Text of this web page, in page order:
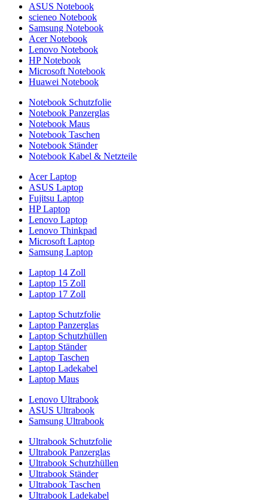
ASUS Notebook
scieneo Notebook
Samsung Notebook
Acer Notebook
Lenovo Notebook
HP Notebook
Microsoft Notebook
Huawei Notebook
Notebook Schutzfolie
Notebook Panzerglas
Notebook Maus
Notebook Taschen
Notebook Ständer
Notebook Kabel & Netzteile
Acer Laptop
ASUS Laptop
Fujitsu Laptop
HP Laptop
Lenovo Laptop
Lenovo Thinkpad
Microsoft Laptop
Samsung Laptop
Laptop 14 Zoll
Laptop 15 Zoll
Laptop 17 Zoll
Laptop Schutzfolie
Laptop Panzerglas
Laptop Schutzhüllen
Laptop Ständer
Laptop Taschen
Laptop Ladekabel
Laptop Maus
Lenovo Ultrabook
ASUS Ultrabook
Samsung Ultrabook
Ultrabook Schutzfolie
Ultrabook Panzerglas
Ultrabook Schutzhüllen
Ultrabook Ständer
Ultrabook Taschen
Ultrabook Ladekabel